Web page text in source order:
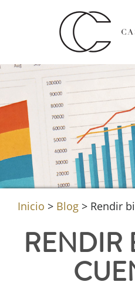
Inicio > Blog > Rendir
RENDIR